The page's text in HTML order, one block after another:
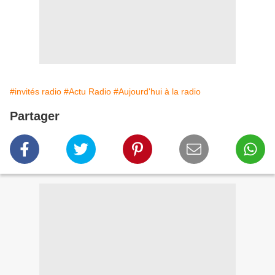
#invités radio #Actu Radio #Aujourd'hui à la radio
Partager